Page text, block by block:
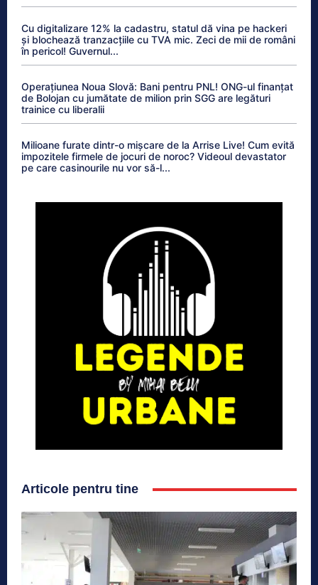
Cu digitalizare 12% la cadastru, statul dă vina pe hackeri
și blochează tranzacțiile cu TVA mic. Zeci de mii de români
în pericol! Guvernul...
Operațiunea Noua Slovă: Bani pentru PNL! ONG-ul finanțat
de Bolojan cu jumătate de milion prin SGG are legături
trainice cu liberalii
Milioane furate dintr-o mișcare de la Arrise Live! Cum evită
impozitele firmele de jocuri de noroc? Videoul devastator
pe care casinourile nu vor să-l...
Articole pentru tine